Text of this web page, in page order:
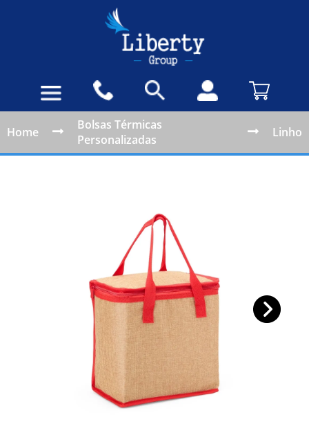
Home
Bolsas Térmicas
Personalizadas
Linho